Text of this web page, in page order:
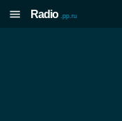
Radio .pp.ru